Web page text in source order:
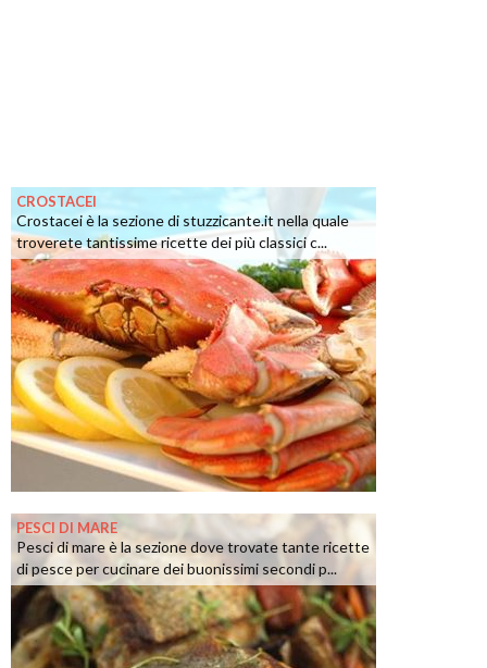
CROSTACEI
Crostacei è la sezione di stuzzicante.it nella quale
troverete tantissime ricette dei più classici c...
PESCI DI MARE
Pesci di mare è la sezione dove trovate tante ricette
di pesce per cucinare dei buonissimi secondi p...